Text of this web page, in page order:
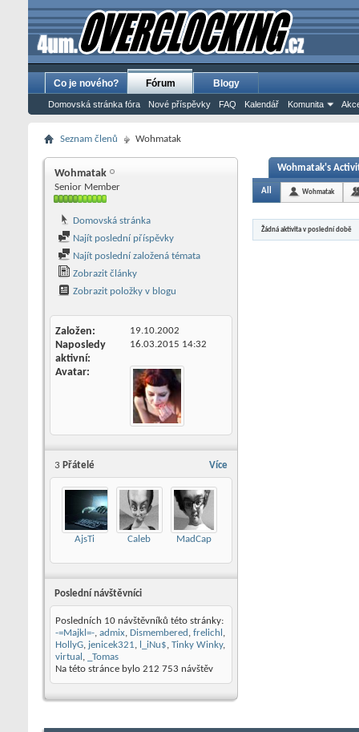
Co je nového? Fórum
Domovská stránka fóra Nové příspěvky FAQ Kalendář Komunita
Blogy
Seznam členů Wohmatak
Wohmatak
Senior Member
Domovská stránka
Najít poslední příspěvky
Najít poslední založená témata
Zobrazit články
Zobrazit položky v blogu
Založen 19.10.2002
Naposledy
aktivní
16.03.2015 14:32
Avatar
Více
3 Přátelé
AjsTi Caleb MadCap
Poslední návštěvníci
Posledních 10 návštěvníků této stránky:
-=Majkl=-, admix, Dismembered , frelichl ,
HollyG, jenicek321, l_iNu$, Tinky Winky,
virtual ,
_Tomas
Na této stránce bylo 212 753 návštěv
Wohmatak's
All Wohmatak
Žádná aktivita v poslední době